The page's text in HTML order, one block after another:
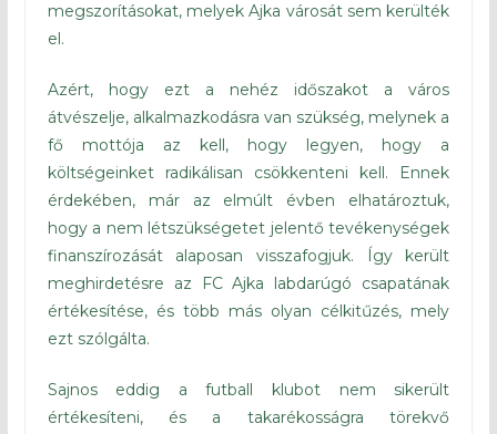
megszorításokat, melyek Ajka városát sem kerülték
el.
Azért, hogy ezt a nehéz időszakot a város
átvészelje, alkalmazkodásra van szükség, melynek a
fő mottója az kell, hogy legyen, hogy a
költségeinket radikálisan csökkenteni kell. Ennek
érdekében, már az elmúlt évben elhatároztuk,
hogy a nem létszükségetet jelentő tevékenységek
finanszírozását alaposan visszafogjuk. Így került
meghirdetésre az FC Ajka labdarúgó csapatának
értékesítése, és több más olyan célkitűzés, mely
ezt szólgálta.
Sajnos eddig a futball klubot nem sikerült
értékesíteni, és a takarékosságra törekvő